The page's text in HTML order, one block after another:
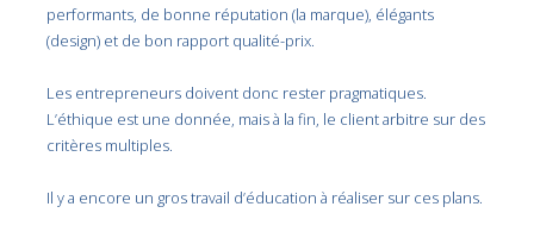
performants, de bonne réputation (la marque), élégants
(design) et de bon rapport qualité-prix.
Les entrepreneurs doivent donc rester pragmatiques.
L’éthique est une donnée, mais à la fin, le client arbitre sur des
critères multiples.
Il y a encore un gros travail d’éducation à réaliser sur ces plans.